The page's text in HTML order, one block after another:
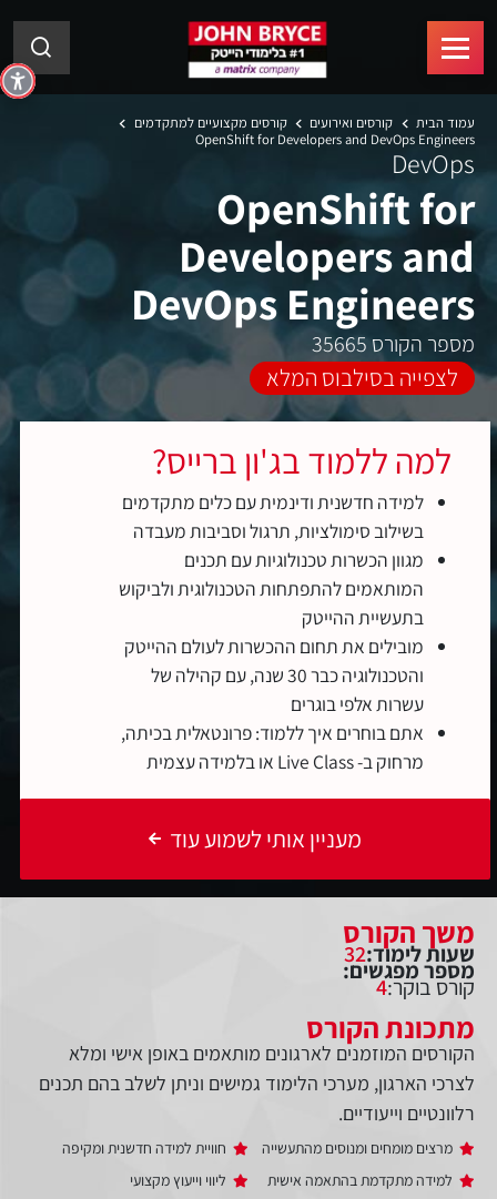
עמוד הבית קורסים ואירועים
קורסים מקצועיים למתקדמים
OpenShift for Developers and DevOps Engineers
DevOps
OpenShift for
Developers and
DevOps Engineers
מספר הקורס 35665
לצפייה בסילבוס המלא
למה ללמוד בג'ון ברייס?
למידה חדשנית ודינמית עם כלים מתקדמים
בשילוב סימולציות, תרגול וסביבות מעבדה
מגוון הכשרות טכנולוגיות עם תכנים
המותאמים להתפתחות הטכנולוגית ולביקוש
בתעשיית ההייטק
מובילים את תחום ההכשרות לעולם ההייטק
והטכנולוגיה כבר 30 שנה, עם קהילה של
עשרות אלפי בוגרים
אתם בוחרים איך ללמוד: פרונטאלית בכיתה,
מרחוק ב- Live Class או בלמידה עצמית
מעניין אותי לשמוע עוד
משך הקורס
שעות לימוד:32
מספר מפגשים:
קורס בוקר:4
מתכונת הקורס
הקורסים המוזמנים לארגונים מותאמים באופן אישי ומלא
לצרכי הארגון, מערכי הלימוד גמישים וניתן לשלב בהם תכנים
רלוונטיים וייעודיים.
מרצים מומחים ומנוסים מהתעשייה
למידה מתקדמת בהתאמה אישית
חוויית למידה חדשנית ומקיפה
ליווי וייעוץ מקצועי